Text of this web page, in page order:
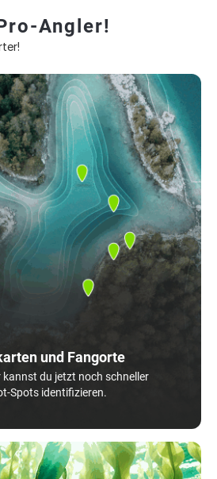
Angler!
und Fangorte
kannst du jetzt noch schneller
Spots identifizieren.